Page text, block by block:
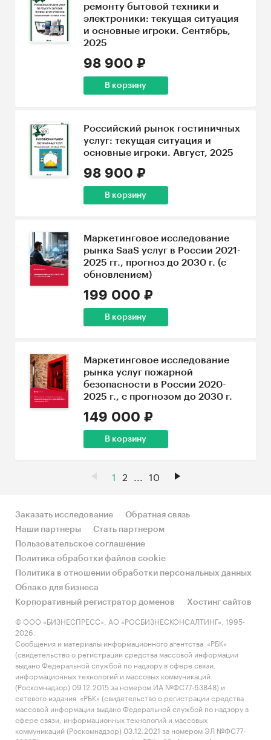
ремонту бытовой техники и
электроники: текущая ситуация
и основные игроки. Сентябрь,
2025
98 900 ₽
В корзину
Российский рынок гостиничных
услуг: текущая ситуация и
основные игроки. Август, 2025
98 900 ₽
В корзину
Маркетинговое исследование
рынка SaaS услуг в России 2021-
2025 гг., прогноз до 2030 г. (с
обновлением)
199 000 ₽
В корзину
Маркетинговое исследование
рынка услуг пожарной
безопасности в России 2020-
2025 г., с прогнозом до 2030 г.
149 000 ₽
В корзину
1 2 ... 10
Заказать исследование
Обратная связь
Наши партнеры
Стать партнером
Пользовательское соглашение
Политика обработки файлов cookie
Политика в отношении обработки персональных данных
Облако для бизнеса
Корпоративный регистратор доменов
Хостинг сайтов
© ООО «БИЗНЕСПРЕСС», АО «РОСБИЗНЕСКОНСАЛТИНГ», 1995-
2026.
Сообщения и материалы информационного агентства «РБК»
(свидетельство о регистрации средства массовой информации
выдано Федеральной службой по надзору в сфере связи,
информационных технологий и массовых коммуникаций
(Роскомнадзор) 09.12.2015 за номером ИА №ФС77-63848) и
сетевого издания «РБК» (свидетельство о регистрации средства
массовой информации выдано Федеральной службой по надзору в
сфере связи, информационных технологий и массовых
коммуникаций (Роскомнадзор) 03.12.2021 за номером ЭЛ №ФС77-